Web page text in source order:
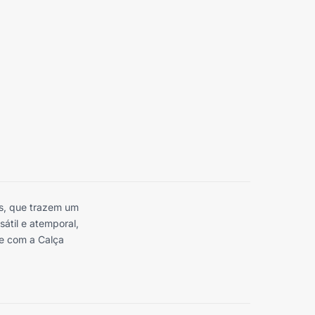
que trazem um
e atemporal,
com a Calça